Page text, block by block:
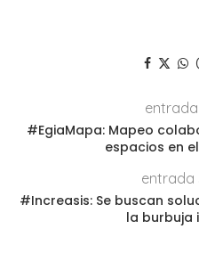
#EgiaMapa: Mapeo
espacios en
entrada
#Increasis: Se buscan
la burbuja